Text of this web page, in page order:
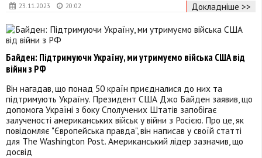
23.11.2023 20:02
Докладніше >>
Байден: Підтримуючи Україну, ми утримуємо війська США від
війни з РФ
Він нагадав, що понад 50 країн приєдналися до них та
підтримують Україну. Президент США Джо Байден заявив, що
допомога Україні з боку Сполучених Штатів запобігає
залученості американських військ у війни з Росією. Про це, як
повідомляє "Європейська правда", він написав у своїй статті
для The Washington Post. Американський лідер зазначив, що
досвід